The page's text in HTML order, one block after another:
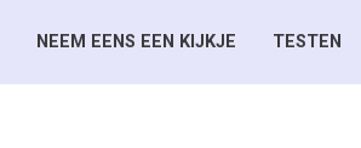
NEEM EENS EEN KIJKJE TESTEN